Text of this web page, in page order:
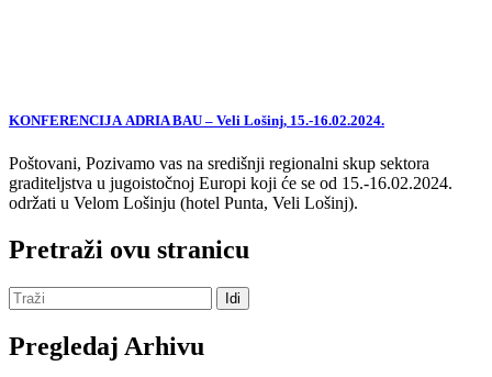
KONFERENCIJA ADRIA BAU – Veli Lošinj, 15.-16.02.2024.
Poštovani, Pozivamo vas na središnji regionalni skup sektora
graditeljstva u jugoistočnoj Europi koji će se od 15.-16.02.2024.
održati u Velom Lošinju (hotel Punta, Veli Lošinj).
Pretraži ovu stranicu
Pregledaj Arhivu